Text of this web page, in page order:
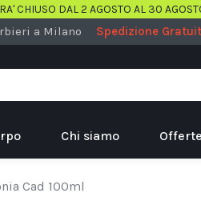
CHIUSO DAL 2 AGOSTO AL 30
a Milano Spedizione
Chi siamo Offerte
Cad 100ml